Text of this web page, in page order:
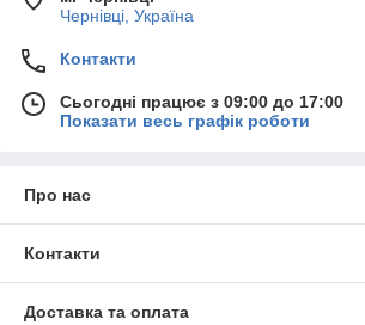
Чернівці, Україна
Контакти
Сьогодні працює з 09:00 до 17:00
Показати весь графік роботи
Про нас
Контакти
Доставка та оплата